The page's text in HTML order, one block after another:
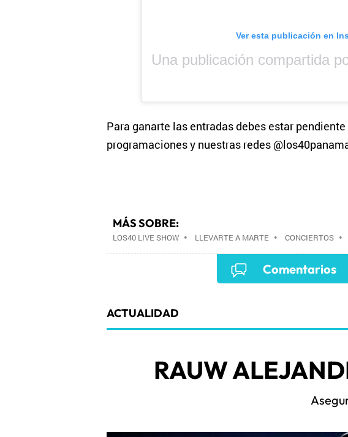
Ver esta publicación en
Para ganarte las entradas debes estar
programaciones y nuestras redes
MÁS SOBRE:
LOS40 LIVE SHOW• LLEVARTE A MARTE• CONCIERTOS•
PRISA RADIO•AGENDA CULTURAL
GRUPO PRISA•EVENTOS•
Comentarios
ACTUALIDAD
RAUW